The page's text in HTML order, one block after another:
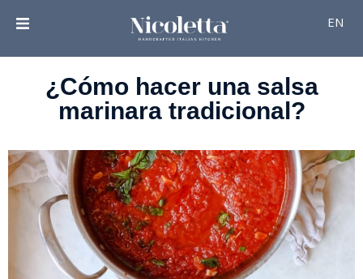
EN
¿Cómo hacer una salsa
marinara tradicional?